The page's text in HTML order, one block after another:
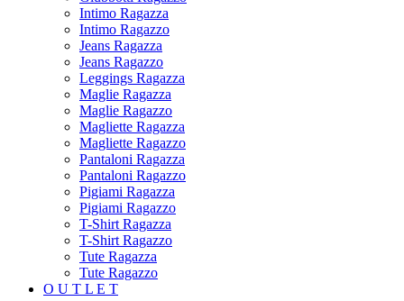
Intimo Ragazza
Intimo Ragazzo
Jeans Ragazza
Jeans Ragazzo
Leggings Ragazza
Maglie Ragazza
Maglie Ragazzo
Magliette Ragazza
Magliette Ragazzo
Pantaloni Ragazza
Pantaloni Ragazzo
Pigiami Ragazza
Pigiami Ragazzo
T-Shirt Ragazza
T-Shirt Ragazzo
Tute Ragazza
Tute Ragazzo
O U T L E T